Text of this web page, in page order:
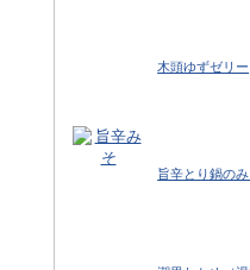
木頭ゆずゼリー
旨辛とり鍋のみ